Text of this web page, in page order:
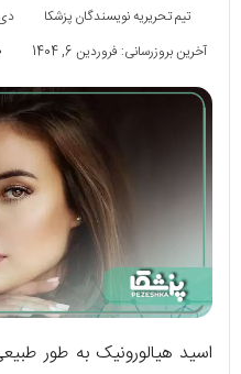
تیم تحریریه نویسندگان پزشکا
دی 11,
آخرین بروزرسانی: فروردین 6, 1404
اسید هیالورونیک به طور